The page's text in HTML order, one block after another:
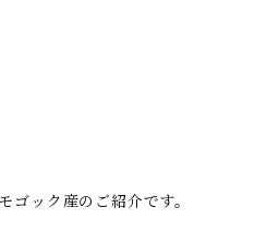
ック産のご紹介です。